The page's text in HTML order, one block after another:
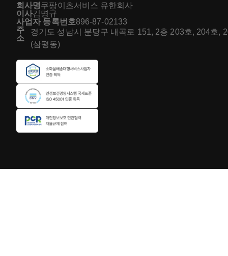
회사명쿠팡이츠서비스 유한회사
이사김명규
사업자 등록번호896-87-02133
주
소
경기도 성남시 분당구 내곡로 151, 2층 203호, 204호,
(삼평동)